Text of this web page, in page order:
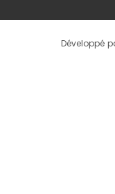
Développé